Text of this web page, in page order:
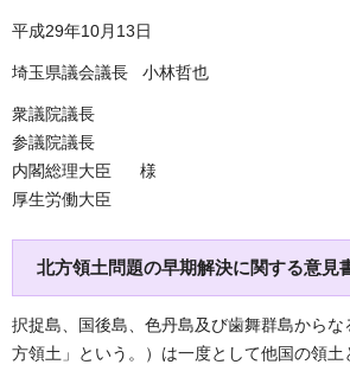
平成29年10月13日
埼玉県議会議長 小林哲也
衆議院議長
参議院議長
内閣総理大臣 様
厚生労働大臣
北方領土問題の早期解決に関する意見
択捉島、国後島、色丹島及び歯舞群島から
方領土」という。）は一度として他国の領